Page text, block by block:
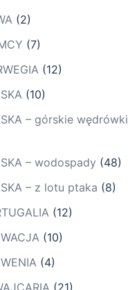
(2)
(7)
(12)
(10)
– górskie wędrówki
– wodospady (48)
– z lotu ptaka (8)
(12)
(10)
(4)
(21)